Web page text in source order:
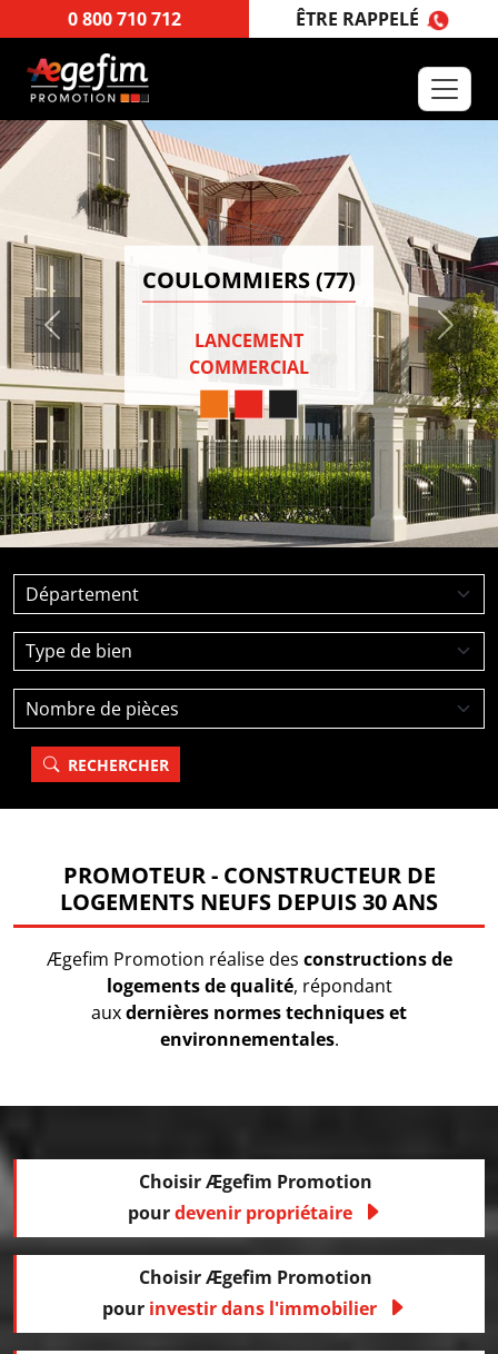
0 800 710 712 ÊTRE RAPPELÉ
COULOMMIERS (77)
LANCEMENT
COMMERCIAL
Previous Next
RECHERCHER
PROMOTEUR - CONSTRUCTEUR DE
LOGEMENTS NEUFS DEPUIS 30 ANS
Ægefim Promotion réalise des constructions de
logements de qualité, répondant
auxdernières normes techniques et
environnementales.
ChoisirÆgefim Promotion
pourdevenir propriétaire
ChoisirÆgefim Promotion
pour investir dans l'immobilier